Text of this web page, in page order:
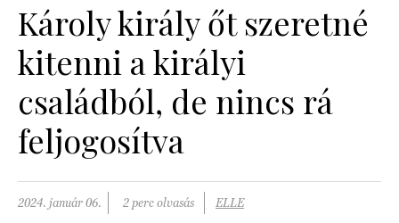
SZÉPSÉG
PSZICHÉ
PÁRKAPCSOLAT
Károly király őt szeretné
kitenni a királyi
családból, de nincs rá
feljogosítva
2024. január 06. 2 perc olvasás ELLE